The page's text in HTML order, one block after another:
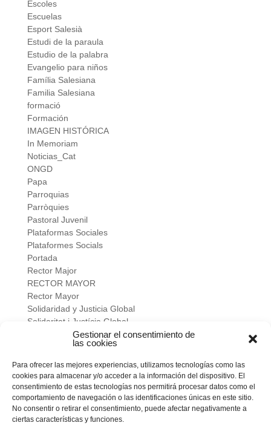
Gestionar el consentimiento de
las cookies
Para ofrecer las mejores experiencias, utilizamos tecnologías como las
cookies para almacenar y/o acceder a la información del dispositivo. El
consentimiento de estas tecnologías nos permitirá procesar datos como el
comportamiento de navegación o las identificaciones únicas en este sitio.
No consentir o retirar el consentimiento, puede afectar negativamente a
ciertas características y funciones.
Escoles
Escuelas
Esport Salesià
Estudi de la paraula
Estudio de la palabra
Evangelio para niños
Família Salesiana
Familia Salesiana
formació
Formación
IMAGEN HISTÓRICA
In Memoriam
Noticias_Cat
ONGD
Papa
Parroquias
Parròquies
Pastoral Juvenil
Plataformas Sociales
Plataformes Socials
Portada
Rector Major
RECTOR MAYOR
Rector Mayor
Solidaridad y Justicia Global
Solidaritat i Justícia Global
verano salesiano
Vivir a fondo
Vocacional
Meta